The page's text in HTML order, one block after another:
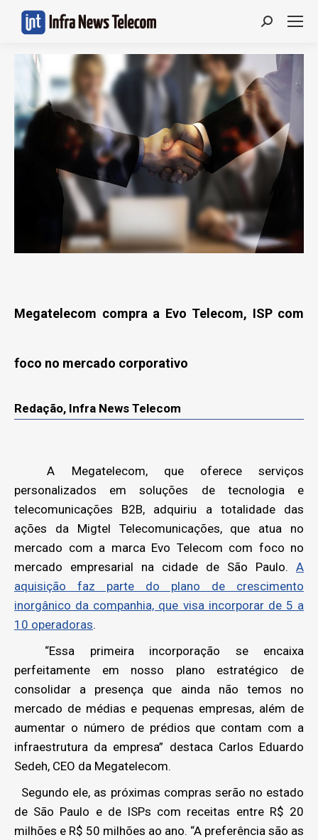
Search:
Megatelecom compra a Evo Telecom, ISP com
foco no mercado corporativo
Redação, Infra News Telecom
A Megatelecom, que oferece serviços
personalizados em soluções de tecnologia e
telecomunicações B2B, adquiriu a totalidade das
ações da Migtel Telecomunicações, que atua no
mercado com a marca Evo Telecom com foco no
mercado empresarial na cidade de São Paulo. A
aquisição faz parte do plano de crescimento
inorgânico da companhia, que visa incorporar de 5 a
10 operadoras.
“Essa primeira incorporação se encaixa
perfeitamente em nosso plano estratégico de
consolidar a presença que ainda não temos no
mercado de médias e pequenas empresas, além de
aumentar o número de prédios que contam com a
infraestrutura da empresa” destaca Carlos Eduardo
Sedeh, CEO da Megatelecom.
Segundo ele, as próximas compras serão no estado
de São Paulo e de ISPs com receitas entre R$ 20
milhões e R$ 50 milhões ao ano. “A preferência são as